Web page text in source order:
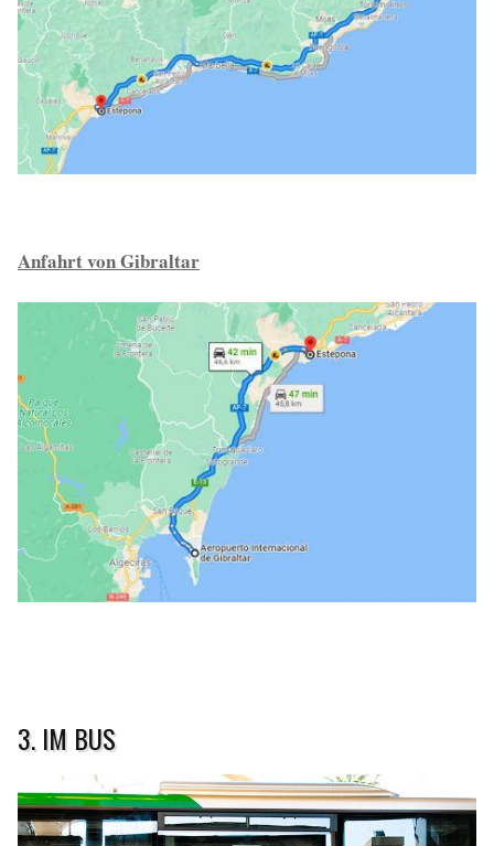
Anfahrt von Gibraltar
3. IM BUS